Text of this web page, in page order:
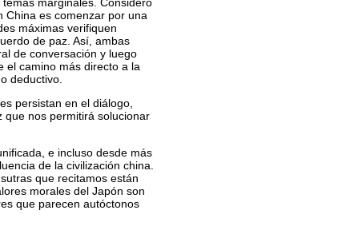
China es comenzar por una
máximas verifiquen
de paz. Así, ambas
de conversación y luego
el camino más directo a la
deductivo.
persistan en el diálogo,
que nos permitirá solucionar
e incluso desde más
de la civilización china.
que recitamos están
morales del Japón son
que parecen autóctonos